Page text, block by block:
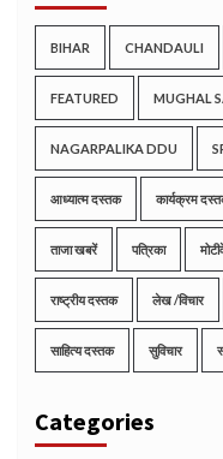
BIHAR CHANDAULI
FEATURED MUGHAL
NAGARPALIKA DDU
आध्यात्म दस्तक कार्यक्रम
ताजा खबरें पत्रिका
राष्ट्रीय दस्तक लेख /विचार
साहित्य दस्तक सुविचार
Categories